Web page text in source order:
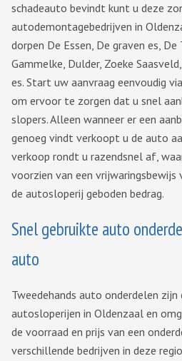
schadeauto bevindt kunt u deze
autodemontagebedrijven in
dorpen De Essen, De graven es, De
Gammelke, Dulder, Zoeke
es. Start uw aanvraag eenvoudig
om ervoor te zorgen dat u snel
slopers. Alleen wanneer er een
genoeg vindt verkoopt u de auto
verkoop rondt u razendsnel af,
voorzien van een
de autosloperij geboden bedrag.
Snel gebruikte auto
auto
Tweedehands auto onderdelen
autosloperijen in Oldenzaal en
de voorraad en prijs van een
verschillende bedrijven in deze